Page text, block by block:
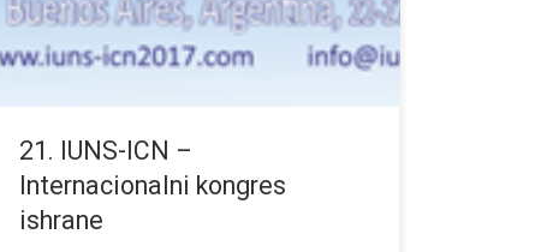
21. IUNS-ICN –
Internacionalni kongres
ishrane